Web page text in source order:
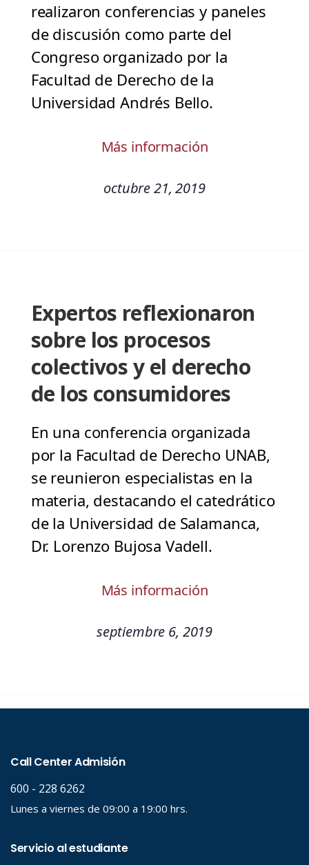
realizaron conferencias y paneles
de discusión como parte del
Congreso organizado por la
Facultad de Derecho de la
Universidad Andrés Bello.
Más información
octubre 21, 2019
Expertos reflexionaron
sobre los procesos
colectivos y el derecho
de los consumidores
En una conferencia organizada
por la Facultad de Derecho UNAB,
se reunieron especialistas en la
materia, destacando el catedrático
de la Universidad de Salamanca,
Dr. Lorenzo Bujosa Vadell.
Más información
septiembre 6, 2019